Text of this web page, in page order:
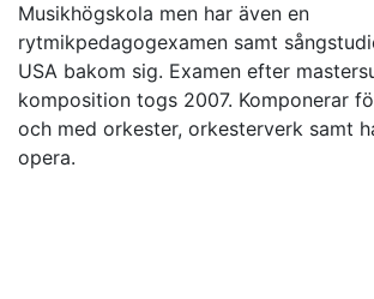
Musikhögskola men har även en
rytmikpedagogexamen samt
USA bakom sig. Examen efter
komposition togs 2007. Komponerar
och med orkester, orkesterverk samt
opera.